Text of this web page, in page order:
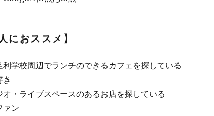
におススメ】
学校周辺でランチのできるカフェを探している
・ライブスペースのあるお店を探している
ン